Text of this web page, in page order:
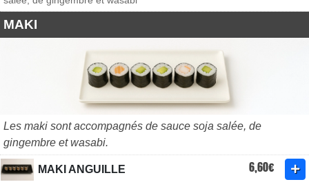
MAKI
Les maki sont accompagnés de sauce soja salée, de
gingembre et wasabi.
MAKI ANGUILLE 6,60€